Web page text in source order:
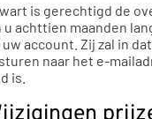
is gerechtigd de
achttien maanden
account. Zij zal in
naar het e-
is.